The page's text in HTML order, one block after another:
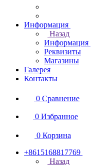
Информация
Назад
Информация
Реквизиты
Магазины
Галерея
Контакты
0 Сравнение
0 Избранное
0 Корзина
+8615168817769
Назад